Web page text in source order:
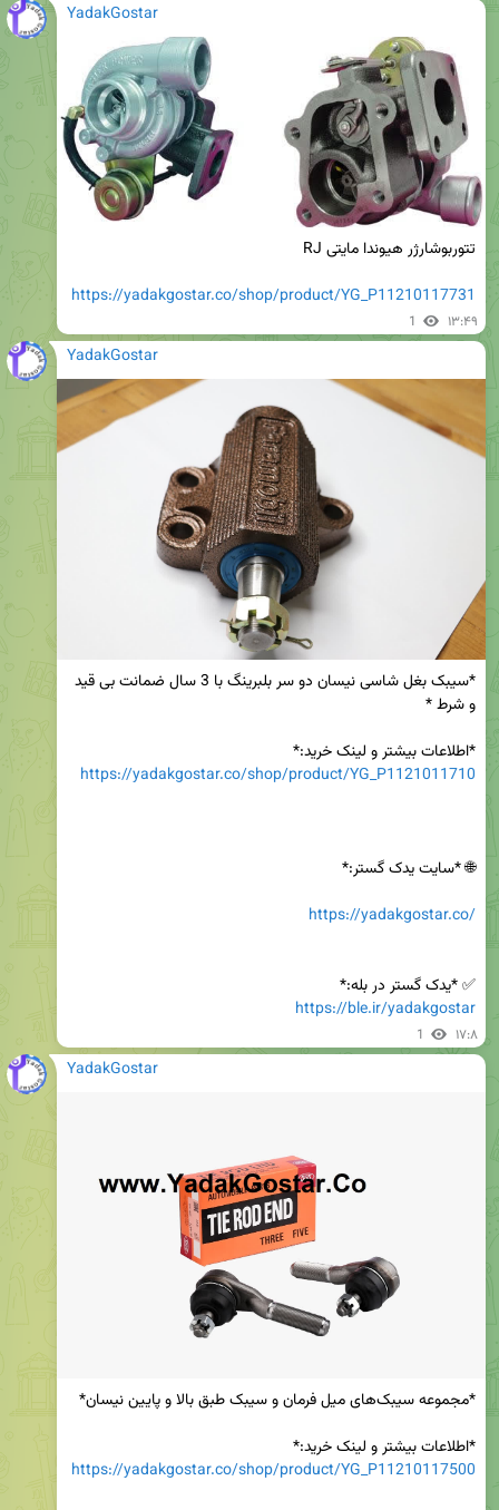
YadakGostar
https://yadakgostar.co/shop/product/YG_P11210117731
1 ۱۳:۴۹
YadakGostar
*اطلاعات بیشتر و لینک خرید:*
https://yadakgostar.co/shop/product/YG_P1121011710
https://yadakgostar.co/
✅ *یدک گستر در بله:*
https://ble.ir/yadakgostar
1 ۱۷:۸
YadakGostar
*اطلاعات بیشتر و لینک خرید:*
https://yadakgostar.co/shop/product/YG_P11210117500